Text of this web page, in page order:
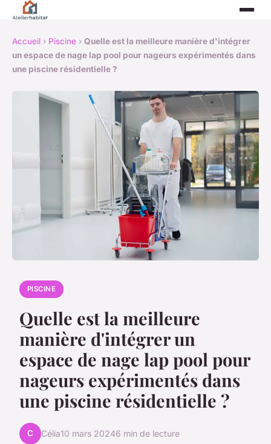
Accueil › Piscine › Quelle est la meilleure manière d'intégrer
un espace de nage lap pool pour nageurs expérimentés dans
une piscine résidentielle ?
PISCINE
Quelle est la meilleure
manière d'intégrer un
espace de nage lap pool pour
nageurs expérimentés dans
une piscine résidentielle ?
C Célia10 mars 20246 min de lecture